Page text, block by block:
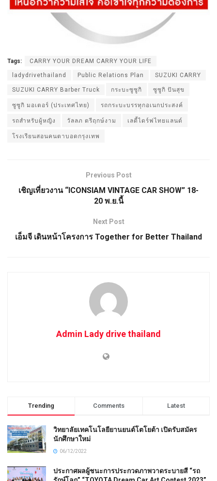
Tags: CARRY YOUR DREAM CARRY YOUR LIFE
ladydrivethailand Public Relations Plan SUZUKI CARRY
SUZUKI CARRY Barber Truck กระบะซูซูกิ ซูซูกิ ปันสุข
ซูซูกิ มอเตอร์ (ประเทศไทย) รถกระบะบรรทุกอเนกประสงค์
รถสำหรับผู้หญิง วัลลภ ตรีฤกษ์งาม เลดี้ไดร์ฟไทยแลนด์
โรงเรียนสอนคนตาบอดกรุงเทพ
Previous Post
เชิญเที่ยวงาน “ICONSIAM VINTAGE CAR SHOW” 18-
20 พ.ย.นี้
Next Post
เอ็มจี เดินหน้าโครงการ Together for Better Thailand
Admin Lady drive thailand
Trending Comments Latest
วิทยาลัยเทคโนโลยียานยนต์โตโยต้า เปิดรับสมัคร
นักศึกษาใหม่
06/12/2022
ประกาศผลผู้ชนะการประกวดภาพวาดระบายสี “รถ